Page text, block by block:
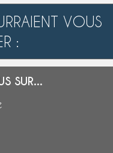
VOUS
:
SUR...